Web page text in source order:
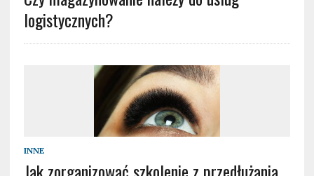
logistycznych?
INNE
Jak zorganizować szkolenie z przedłużania